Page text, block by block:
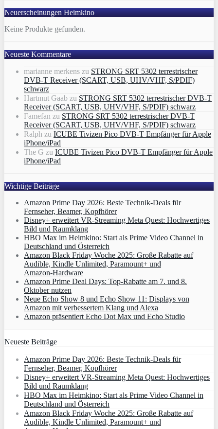
Neuerscheinungen Heimkino
Keine Produkte gefunden.
Neueste Kommentare
marianne merkens zu STRONG SRT 5302 terrestrischer
DVB-T Receiver (SCART, USB, UHV/VHF, S/PDIF)
schwarz
Hartmut Gaab zu STRONG SRT 5302 terrestrischer DVB-T
Receiver (SCART, USB, UHV/VHF, S/PDIF) schwarz
Famefan zu STRONG SRT 5302 terrestrischer DVB-T
Receiver (SCART, USB, UHV/VHF, S/PDIF) schwarz
Ralph zu ICUBE Tivizen Pico DVB-T Empfänger für Apple
iPhone/iPad
The G zu ICUBE Tivizen Pico DVB-T Empfänger für Apple
iPhone/iPad
Wichtige Beiträge
Amazon Prime Day 2026: Beste Technik-Deals für
Fernseher, Beamer, Kopfhörer
Disney+ erweitert VR‑Streaming Meta Quest: Hochwertiges
Bild und Raumklang
HBO Max im Heimkino: Start als Prime Video Channel in
Deutschland und Österreich
Amazon Black Friday Woche 2025: Große Rabatte auf
Audible, Kindle Unlimited, Paramount+ und
Amazon‑Hardware
Amazon Prime Deal Days: Top-Rabatte am 7. und 8.
Oktober nutzen
Neue Echo Show 8 und Echo Show 11: Displays von
Amazon mit verbessertem Klang und Alexa
Amazon präsentiert Echo Dot Max und Echo Studio
Neueste Beiträge
Amazon Prime Day 2026: Beste Technik-Deals für
Fernseher, Beamer, Kopfhörer
Disney+ erweitert VR‑Streaming Meta Quest: Hochwertiges
Bild und Raumklang
HBO Max im Heimkino: Start als Prime Video Channel in
Deutschland und Österreich
Amazon Black Friday Woche 2025: Große Rabatte auf
Audible, Kindle Unlimited, Paramount+ und